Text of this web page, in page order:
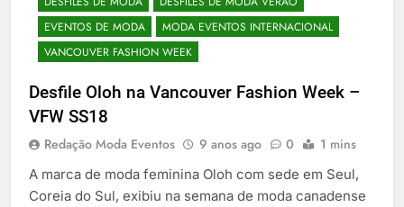
EVENTOS DE MODA
MODA EVENTOS INTERNACIONAL
VANCOUVER FASHION WEEK
Desfile Oloh na Vancouver Fashion Week –
VFW SS18
Redação Moda Eventos 9 anos ago 0 1 mins
A marca de moda feminina Oloh com sede em Seul,
Coreia do Sul, exibiu na semana de moda canadense